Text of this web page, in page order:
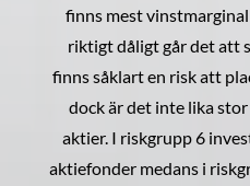
finns mest
riktigt dåligt går det att
finns såklart en risk att
dock är det inte lika
aktier. I riskgrupp 6
aktiefonder medans i